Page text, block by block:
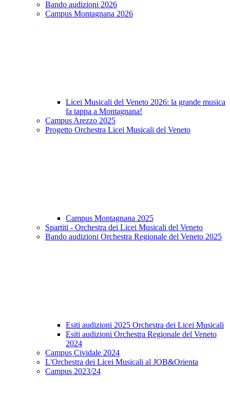
Bando audizioni 2026
Campus Montagnana 2026
Licei Musicali del Veneto 2026: la grande musica
fa tappa a Montagnana!
Campus Arezzo 2025
Progetto Orchestra Licei Musicali del Veneto
Campus Montagnana 2025
Spartiti - Orchestra dei Licei Musicali del Veneto
Bando audizioni Orchestra Regionale del Veneto 2025
Esiti audizioni 2025 Orchestra dei Licei Musicali
Esiti audizioni Orchestra Regionale del Veneto
2024
Campus Cividale 2024
L'Orchestra dei Licei Musicali al JOB&Orienta
Campus 2023/24